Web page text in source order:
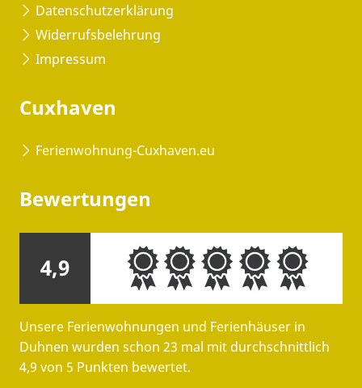
Datenschutzerklärung
Widerrufsbelehrung
Impressum
Cuxhaven
Ferienwohnung-Cuxhaven.eu
Bewertungen
4,9
Unsere Ferienwohnungen und Ferienhäuser in
Duhnen wurden schon 23 mal mit durchschnittlich
4,9 von 5 Punkten bewertet.